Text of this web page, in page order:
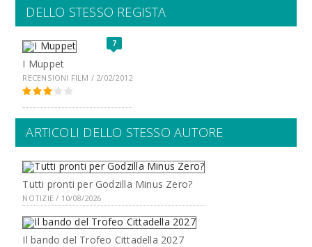
DELLO STESSO REGISTA
7
I Muppet
RECENSIONI FILM / 2/02/2012
ARTICOLI DELLO STESSO AUTORE
Tutti pronti per Godzilla Minus Zero?
NOTIZIE / 10/08/2026
Il bando del Trofeo Cittadella 2027